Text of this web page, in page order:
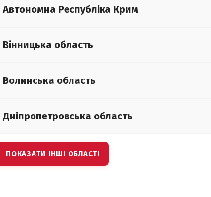
Автономна Республіка Крим
Вінницька область
Волинська область
Дніпропетровська область
ПОКАЗАТИ ІНШІ ОБЛАСТІ